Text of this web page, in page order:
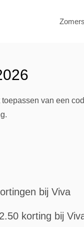
van een
bij Viva
korting bij